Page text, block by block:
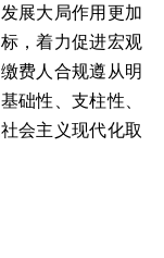
展大局作用更加
，着力促进宏观
费人合规遵从明
础性、支柱性、
会主义现代化取